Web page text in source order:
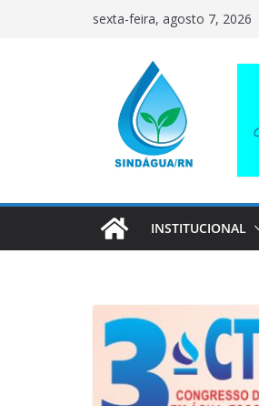
sexta-feira, agosto 7, 2026
INSTITUCIONAL